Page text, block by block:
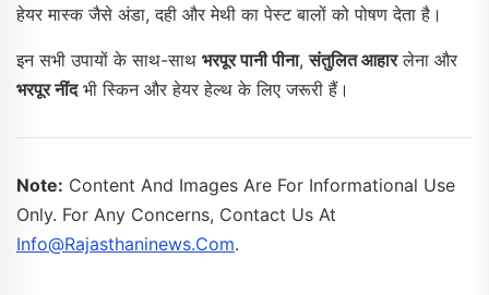
हेयर मास्क जैसे अंडा, दही और मेथी का पेस्ट बालों को पोषण देता है।
इन सभी उपायों के साथ-साथ भरपूर पानी पीना,संतुलित आहारलेना और
भरपूर नींदभी स्किन और हेयर हेल्थ के लिए जरूरी हैं।
Note: Content And Images Are For Informational Use
Only. For Any Concerns, Contact Us At
Info@rajasthaninews.com.